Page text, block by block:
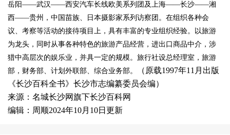
岳阳——武汉——西安汽车长线欧美系列团及上海——长沙——湘
西——贵州，中国苗族、日本摄影家系列访察团。在组织各种会
议、考察等活动的接待项目上，具有丰富的专业组织经验。以旅游
为龙头，同时从事各种特色的旅游产品经营，进出口商品中介，涉
猎中高层次的娱乐业，并具一定的规模。旅行社设总经理室，旅游
部，财务部、计划外联部、综合业务部。
（原载1997年11月出版
《长沙百科全书》长沙市志编纂委员会编）
来源：名城长沙网旗下长沙百科网
编辑：周顺2024年10月10日更新